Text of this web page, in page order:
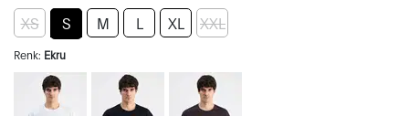
XS S M L XL XXL
Renk: Ekru